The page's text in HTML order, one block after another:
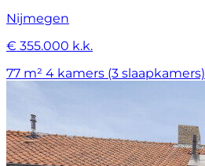
Nijmegen
€ 355.000 k.k.
77 m² 4 kamers (3 slaapkamers)